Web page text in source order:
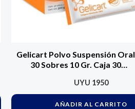
Gelicart Polvo Suspensión Oral
30 Sobres 10 Gr. Caja 30
UYU 1950
AÑADIR AL CARRITO